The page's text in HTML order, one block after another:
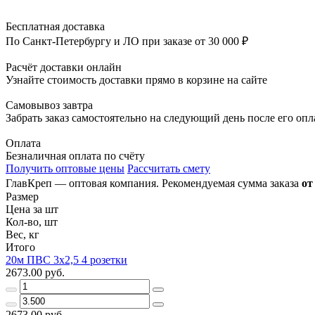
Бесплатная доставка
По Санкт-Петербургу и ЛО при заказе от 30 000 ₽
Расчёт доставки онлайн
Узнайте стоимость доставки прямо в корзине на сайте
Самовывоз завтра
Забрать заказ самостоятельно на следующий день после его
Оплата
Безналичная оплата по счёту
Получить оптовые цены Рассчитать смету
ГлавКреп — оптовая компания. Рекомендуемая сумма заказа
Размер
Цена за шт
Кол-во, шт
Вес, кг
Итого
20м ПВС 3х2,5 4 розетки
2673.00 руб.